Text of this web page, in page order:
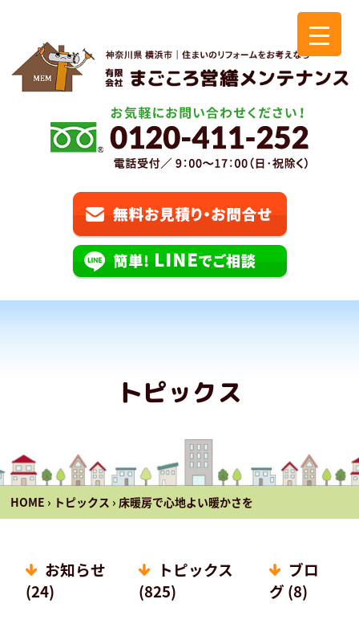
トピックス
HOME › トピックス › 床暖房で心地よい暖かさを
お知らせ
(24)
トピックス
(825)
ブロ
グ (8)